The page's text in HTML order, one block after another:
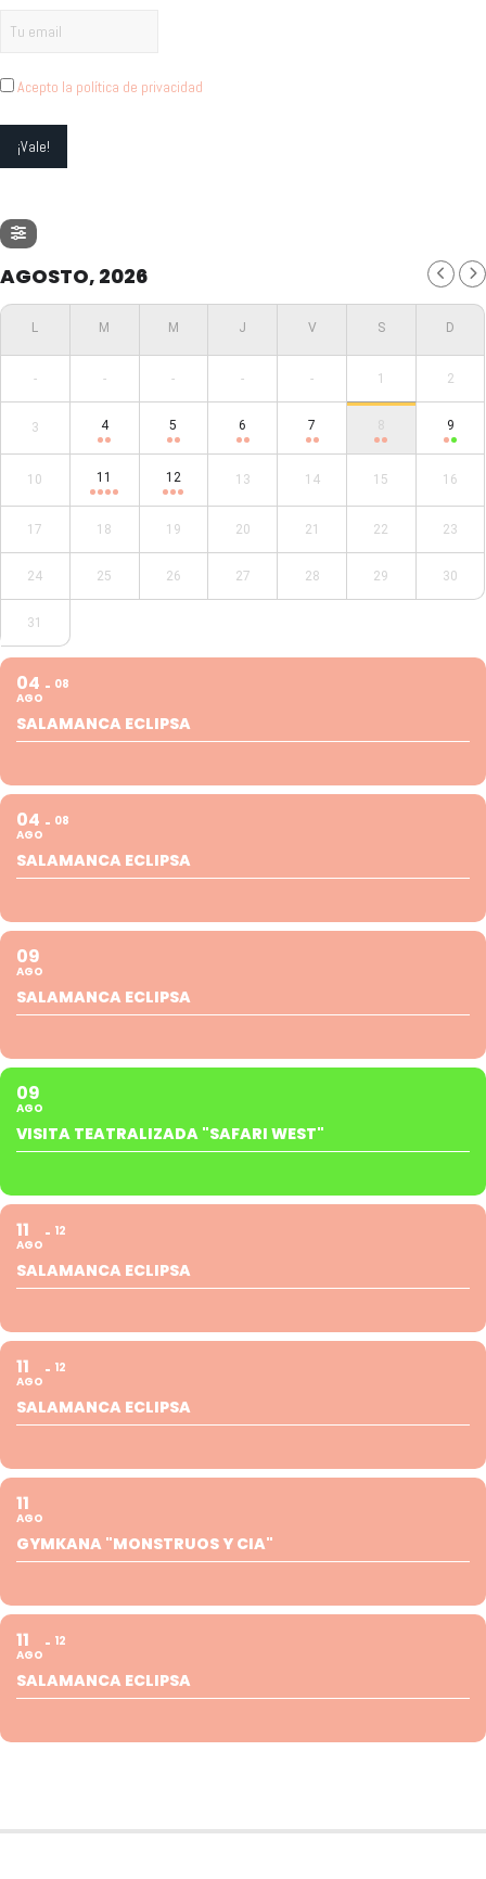
Acepto la política de privacidad
AGOSTO, 2026
- - - - - 1 2
3 4 5 6 7 8 9
10 11 12 13 14 15 16
17 18 19 20 21 22 23
24 25 26 27 28 29 30
31
04
AGO
08
SALAMANCA ECLIPSA
04
AGO
08
SALAMANCA ECLIPSA
09
AGO
SALAMANCA ECLIPSA
09
AGO
VISITA TEATRALIZADA "SAFARI WEST"
11
AGO
12
SALAMANCA ECLIPSA
11
AGO
12
SALAMANCA ECLIPSA
11
AGO
GYMKANA "MONSTRUOS Y CIA"
11
AGO
12
SALAMANCA ECLIPSA